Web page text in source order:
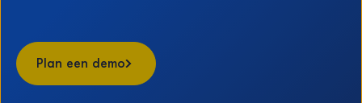
Plan een demo